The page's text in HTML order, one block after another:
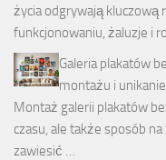
życia odgrywają kluczową
funkcjonowaniu, żaluzje i
Galeria plakatów
montażu i
Montaż galerii plakatów
czasu, ale także sposób
zawiesić …